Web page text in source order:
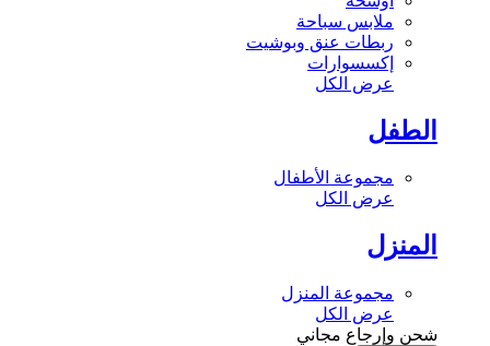
ملابس سباحة
ربطات عنق وبوشيت
إكسسوارات
عرض الكل
الطفل
مجموعة الأطفال
عرض الكل
المنزل
مجموعة المنزل
عرض الكل
شحن وإرجاع مجاني